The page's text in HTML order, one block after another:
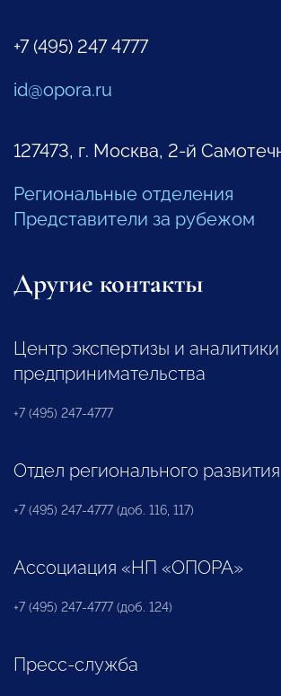
+7 (495) 247 4777
id@opora.ru
127473, г. Москва, 2-й
Региональные отделения
Представители за рубежом
Другие контакты
Центр экспертизы и
предпринимательства
+7 (495) 247-4777
Отдел регионального развития
+7 (495) 247-4777 (доб. 116, 117)
Ассоциация «НП «ОПОРА»
+7 (495) 247-4777 (доб. 124)
Пресс-служба